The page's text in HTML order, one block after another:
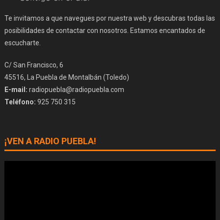
Te invitamos a que navegues por nuestra web y descubras todas las
posibilidades de contactar con nosotros. Estamos encantados de
escucharte.
C/ San Francisco, 6
45516, La Puebla de Montalbán (Toledo)
E-mail: radiopuebla@radiopuebla.com
Teléfono: 925 750 315
¡VEN A RADIO PUEBLA!